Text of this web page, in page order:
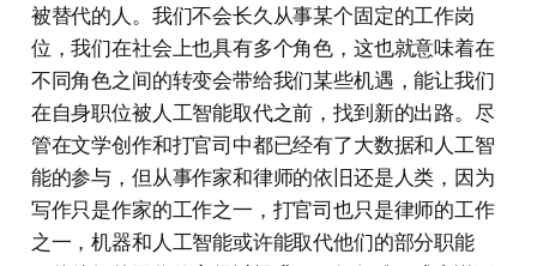
被替代的人。我们不会长久从事某个固定的工作岗
位，我们在社会上也具有多个角色，这也就意味着在
不同角色之间的转变会带给我们某些机遇，能让我们
在自身职位被人工智能取代之前，找到新的出路。尽
管在文学创作和打官司中都已经有了大数据和人工智
能的参与，但从事作家和律师的依旧还是人类，因为
写作只是作家的工作之一，打官司也只是律师的工作
之一，机器和人工智能或许能取代他们的部分职能